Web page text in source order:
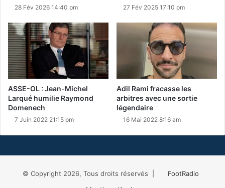
28 Fév 2026 14:40 pm 27 Fév 2025 17:10 pm
ASSE-OL : Jean-Michel
Larqué humilie Raymond
Domenech
7 Juin 2022 21:15 pm
Adil Rami fracasse les
arbitres avec une sortie
légendaire
16 Mai 2022 8:16 am
© Copyright 2026, Tous droits réservés |
FootRadio